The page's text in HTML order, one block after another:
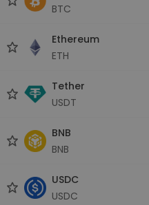
BTC
Ethereum
ETH
Tether
USDT
BNB
BNB
USDC
USDC